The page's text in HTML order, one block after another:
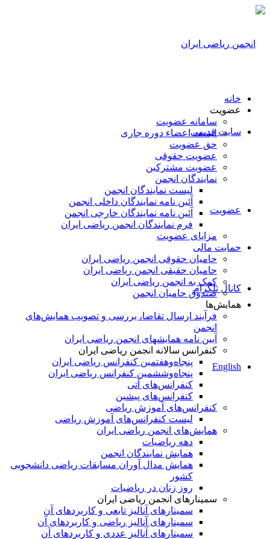
سایت قدیمی
عضویت
کانال تلگرام
English
خانه
عضویت
سامانه عضویت
لیست اعضاء دوره جاری
حق عضویت
عضویت حقوقی
عضویت مشترکین
نمایندگان انجمن
لیست نمایندگان انجمن
آئین نامه نمایندگان داخلی انجمن
آئین نامه نمایندگان خارجی انجمن
فرم نمایندگان انجمن ریاضی ایران
مزایای عضویت
حمایت مالی
حامیان حقوقی انجمن ریاضی ایران
حامیان حقیقی انجمن ریاضی ایران
کمک به انجمن ریاضی ایران
صندوق حامیان انجمن
همایش‌ها
فرآیند ارسال تقاضا، بررسی و تصویب همایش‌های
انجمن
آیین نامه همایشهای انجمن ریاضی ایران
کنفرانس‌ سالانه انجمن ریاضی ایران
پنجاه‌و‌هفتمین کنفرانس ریاضی ایران
پنجاه‌و‌ششمین کنفرانس ریاضی ایران
کنفرانس‌های آتی
کنفرانس‎‌های پیشین
کنفرانس‌های آموزش ریاضی
لیست کنفرانس‌های آموزش ریاضی
همایش‌های انجمن ریاضی ایران
دهه ریاضیات
همایش نمایندگان انجمن
همایش مدال آوران مسابقات ریاضی دانشجویی
کشور
روز زنان در ریاضیات
سمینارهای انجمن ریاضی ایران
سمینارهای آنالیز تابعی و کاربردهای آن
سمینارهای آنالیز ریاضی و کاربردهای آن
سمینارهای آنالیز عددی و کاربردهای آن